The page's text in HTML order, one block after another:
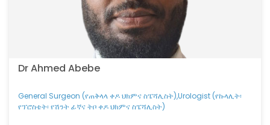
Dr Ahmed Abebe
General Surgeon (የጠቅላላ ቀዶ ህክምና ስፔሻሊስት),Urologist (የኩላሊት፡
የፕሮስቴት፡ የሽንት ፊኛና ትቦ ቀዶ ህክምና ስፔሻሊስት)